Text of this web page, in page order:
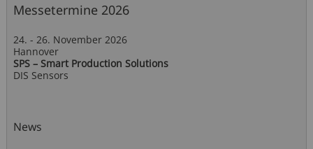
Messetermine 2026
24. - 26. November 2026
Hannover
SPS – Smart Production Solutions
DIS Sensors
News